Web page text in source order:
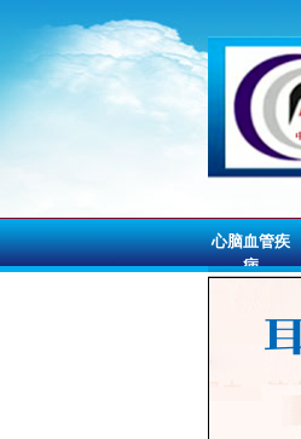
心脑血管疾
病